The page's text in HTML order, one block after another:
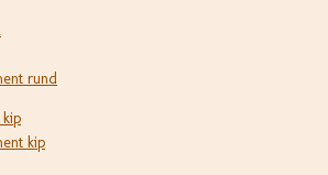
rund
kip